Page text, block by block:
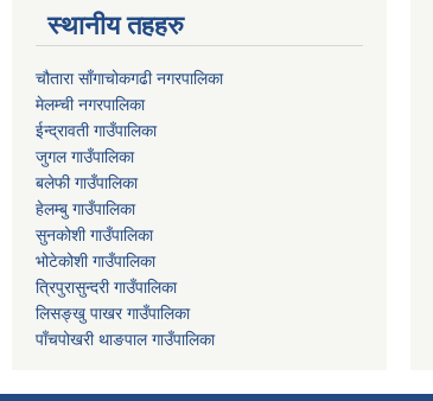
स्थानीय तहहरु
चौतारा साँगाचोकगढी नगरपालिका
मेलम्ची नगरपालिका
ईन्द्रावती गाउँपालिका
जुगल गाउँपालिका
बलेफी गाउँपालिका
हेलम्बु गाउँपालिका
सुनकोशी गाउँपालिका
भोटेकोशी गाउँपालिका
त्रिपुरासुन्दरी गाउँपालिका
लिसङ्खु पाखर गाउँपालिका
पाँचपोखरी थाङपाल गाउँपालिका